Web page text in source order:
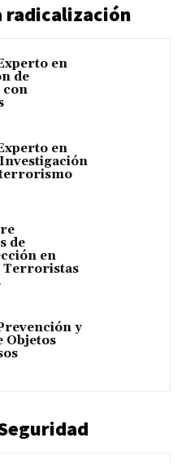
radicalización
en
de
con
en
de
en
Terroristas
y
Objetos